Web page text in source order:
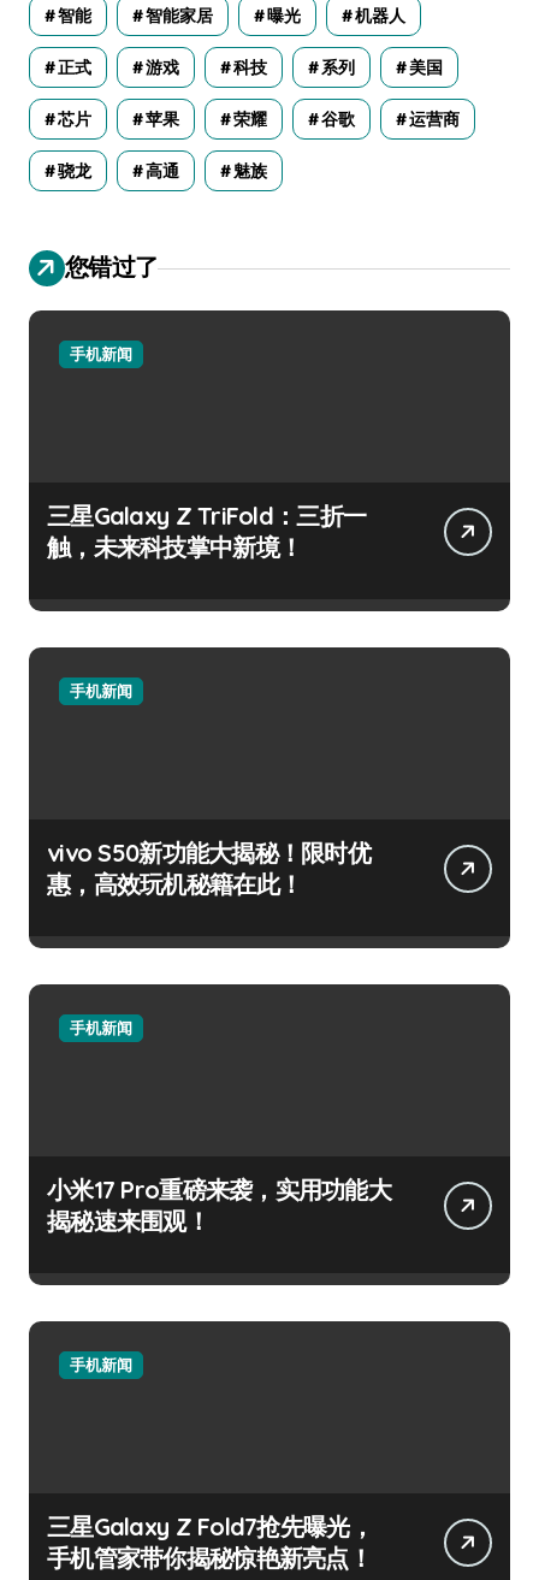
智能 智能家居 曝光 机器人
正式 游戏 科技 系列 美国
芯片 苹果 荣耀 谷歌 运营商
骁龙 高通 魅族
您错过了
手机新闻
三星Galaxy Z TriFold：三折一
触，未来科技掌中新境！
手机新闻
vivo S50新功能大揭秘！限时优
惠，高效玩机秘籍在此！
手机新闻
小米17 Pro重磅来袭，实用功能大
揭秘速来围观！
手机新闻
三星Galaxy Z Fold7抢先曝光，
手机管家带你揭秘惊艳新亮点！